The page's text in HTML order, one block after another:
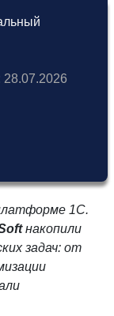
28.07.2026
1С.
накопили
задач: от